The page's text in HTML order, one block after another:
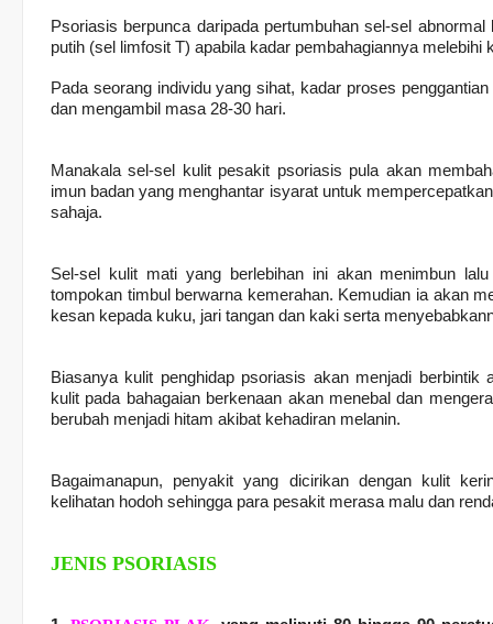
Psoriasis berpunca daripada pertumbuhan sel-sel
putih (sel limfosit T) apabila kadar pembahagiannya melebihi
Pada seorang individu yang sihat, kadar proses
dan mengambil masa 28-30 hari.
Manakala sel-sel kulit pesakit psoriasis pula akan
imun badan yang menghantar isyarat untuk
sahaja.
Sel-sel kulit mati yang berlebihan ini akan menimbun
tompokan timbul berwarna kemerahan. Kemudian ia akan
kesan kepada kuku, jari tangan dan kaki serta
Biasanya kulit penghidap psoriasis akan menjadi
kulit pada bahagaian berkenaan akan menebal dan
berubah menjadi hitam akibat kehadiran melanin.
Bagaimanapun, penyakit yang dicirikan dengan kulit
kelihatan hodoh sehingga para pesakit merasa malu dan
JENIS PSORIASIS